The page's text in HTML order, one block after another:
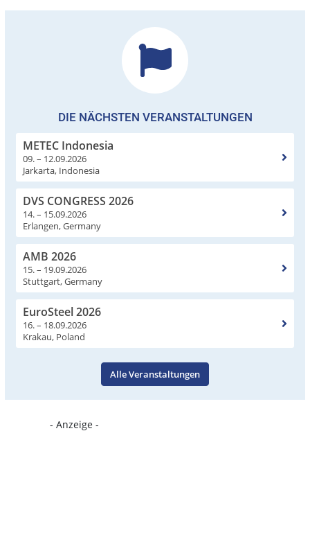
DIE NÄCHSTEN VERANSTALTUNGEN
METEC Indonesia
09. – 12.09.2026
Jarkarta, Indonesia
DVS CONGRESS 2026
14. – 15.09.2026
Erlangen, Germany
AMB 2026
15. – 19.09.2026
Stuttgart, Germany
EuroSteel 2026
16. – 18.09.2026
Krakau, Poland
Alle Veranstaltungen
- Anzeige -